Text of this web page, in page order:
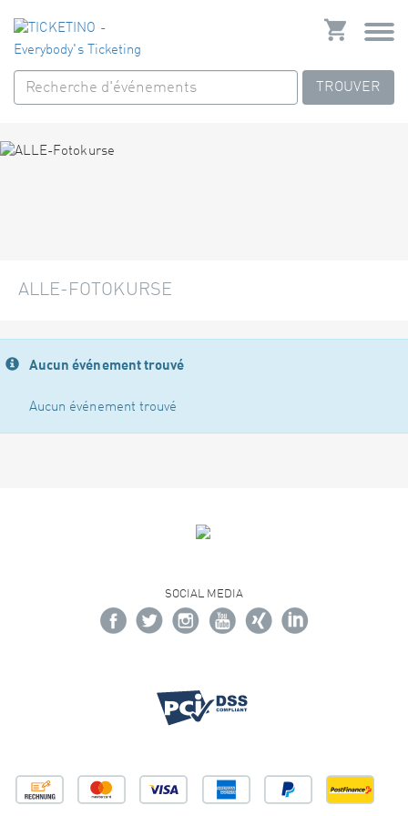
TROUVER
ALLE-FOTOKURSE
Aucun événement trouvé
Aucun événement trouvé
SOCIAL MEDIA